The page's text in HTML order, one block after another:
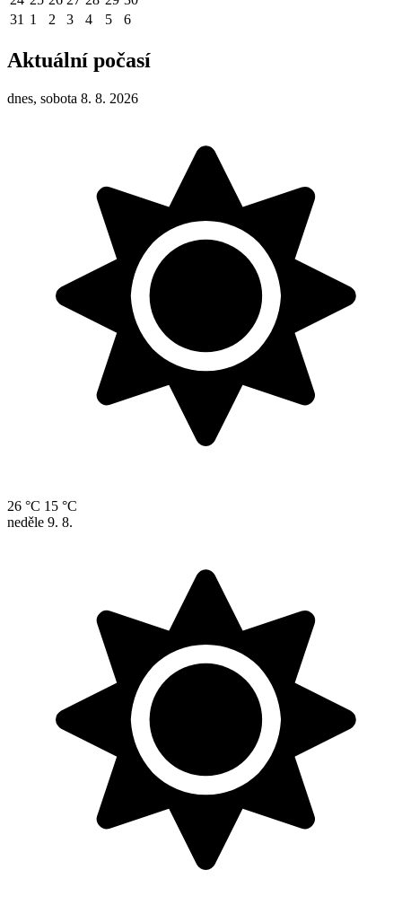
31 1 2 3 4 5 6
Aktuální počasí
dnes, sobota 8. 8. 2026
26 °C 15 °C
neděle 9. 8.